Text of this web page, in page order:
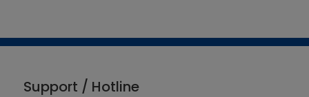
Support / Hotline